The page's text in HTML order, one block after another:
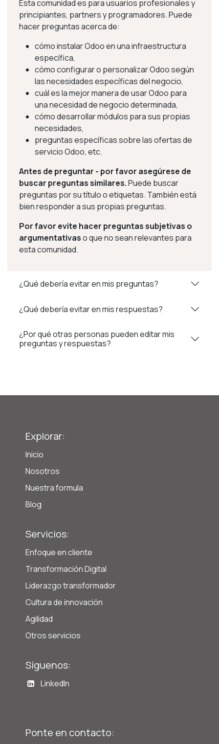
Esta comunidad es para usuarios profesionales y
principiantes, partners y programadores. Puede
hacer preguntas acerca de:
cómo instalar Odoo en una infraestructura
específica,
cómo configurar o personalizar Odoo según
las necesidades específicas del negocio,
cuál es la mejor manera de usar Odoo para
una necesidad de negocio determinada,
cómo desarrollar módulos para sus propias
necesidades,
preguntas específicas sobre las ofertas de
servicio Odoo, etc.
Antes de preguntar - por favor asegúrese de
buscar preguntas similares.Puede buscar
preguntas por su título o etiquetas. También está
bien responder a sus propias preguntas.
Por favor evite hacer preguntas subjetivas o
argumentativaso que no sean relevantes para
esta comunidad.
¿Qué debería evitar en mis preguntas?
¿Qué debería evitar en mis respuestas?
¿Por qué otras personas pueden editar mis
preguntas y respuestas?
Explorar:
Inicio
Nosotros
Nuestra formula
Blog
Servicios:
Enfoque en cliente
Transformación Digital
Liderazgo transformador
Cultura de innovación
Agilidad
Otros servicios
Síguenos:
LinkedIn
Ponte en contacto: